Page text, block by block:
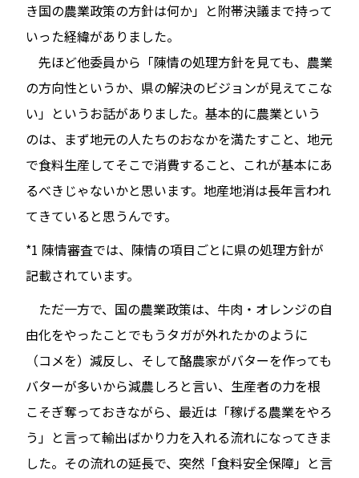
き国の農業政策の方針は何か」と附帯決議まで持って
いった経緯がありました。
先ほど他委員から「陳情の処理方針を見ても、農業
の方向性というか、県の解決のビジョンが見えてこな
い」というお話がありました。基本的に農業という
のは、まず地元の人たちのおなかを満たすこと、地元
で食料生産してそこで消費すること、これが基本にあ
るべきじゃないかと思います。地産地消は長年言われ
てきていると思うんです。
*1 陳情審査では、陳情の項目ごとに県の処理方針が
記載されています。
ただ一方で、国の農業政策は、牛肉・オレンジの自
由化をやったことでもうタガが外れたかのように
（コメを）減反し、そして酪農家がバターを作っても
バターが多いから減農しろと言い、生産者の力を根
こそぎ奪っておきながら、最近は「稼げる農業をやろ
う」と言って輸出ばかり力を入れる流れになってきま
した。その流れの延長で、突然「食料安全保障」と言